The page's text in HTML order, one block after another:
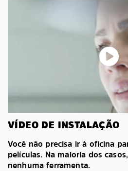
VÍDEO DE INSTALAÇÃO
Você não precisa ir à oficina
películas. Na maioria dos
nenhuma ferramenta.